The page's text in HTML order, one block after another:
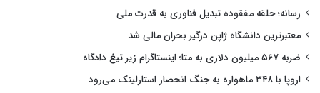
رسانه؛ حلقه مفقوده تبدیل فناوری به قدرت ملی
معتبرترین دانشگاه ژاپن درگیر بحران مالی شد
ضربه ۵۶۷ میلیون دلاری به متا؛ اینستاگرام زیر تیغ دادگاه
اروپا با ۳۴۸ ماهواره به جنگ انحصار استارلینک می‌رود